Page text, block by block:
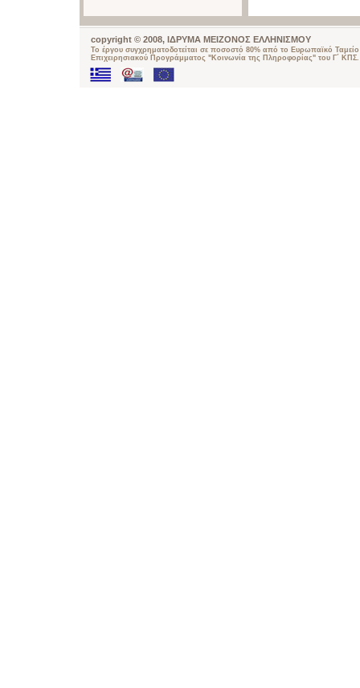
copyright © 2008, ΙΔΡΥΜΑ ΜΕΙΖΟΝΟΣ ΕΛΛΗΝΙΣΜΟΥ
Το έργου συγχρηματοδοτείται σε ποσοστό 80% από το Ευρωπαϊκό
Επιχειρησιακού Προγράμματος "Κοινωνία της Πληροφορίας" του Γ΄ ΚΠΣ.